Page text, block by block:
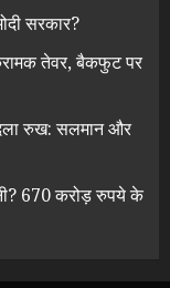
सरकार?
तेवर, बैकफुट पर
रुख: सलमान और
670 करोड़ रुपये के